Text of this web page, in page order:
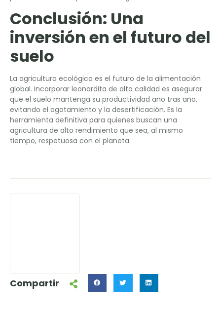
Conclusión: Una
inversión en el futuro del
suelo
La agricultura ecológica es el futuro de la alimentación
global. Incorporar leonardita de alta calidad es asegurar
que el suelo mantenga su productividad año tras año,
evitando el agotamiento y la desertificación. Es la
herramienta definitiva para quienes buscan una
agricultura de alto rendimiento que sea, al mismo
tiempo, respetuosa con el planeta.
Compartir